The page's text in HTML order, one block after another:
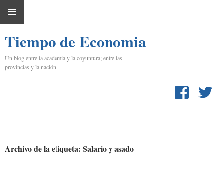
PRINCIPAL
CONTENIDO
Tiempo de Economia
Un blog entre la academia y la coyuntura; entre las
provincias y la nación
Archivo de la etiqueta: Salario y asado